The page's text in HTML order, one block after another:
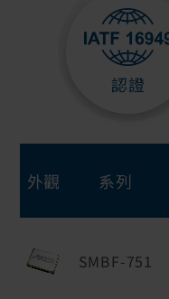
認證
外觀 系列
SMBF-751